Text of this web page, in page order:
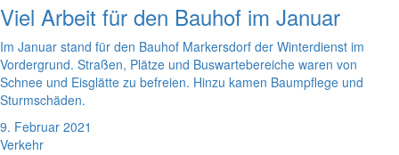
Viel Arbeit für den Bauhof im Januar
Im Januar stand für den Bauhof Markersdorf der Winterdienst im
Vordergrund. Straßen, Plätze und Buswartebereiche waren von
Schnee und Eisglätte zu befreien. Hinzu kamen Baumpflege und
Sturmschäden.
9. Februar 2021
Verkehr